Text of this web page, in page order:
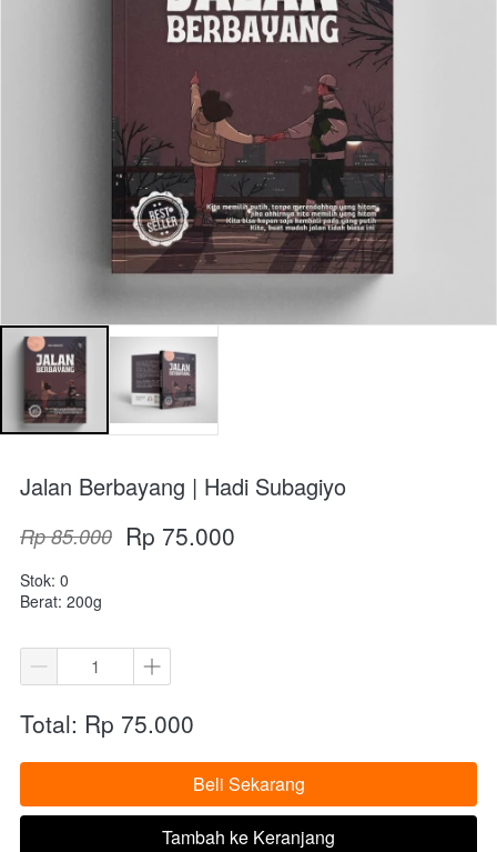
Jalan Berbayang | Hadi Subagiyo
Rp 85.000 Rp 75.000
Stok: 0
Berat: 200g
Total: Rp 75.000
`Beli Sekarang
`
Tambah ke Keranjang